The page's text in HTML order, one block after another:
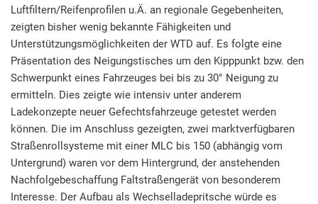
Luftfiltern/Reifenprofilen u.Ä. an regionale Gegebenheiten,
zeigten bisher wenig bekannte Fähigkeiten und
Unterstützungsmöglichkeiten der WTD auf. Es folgte eine
Präsentation des Neigungstisches um den Kipppunkt bzw. den
Schwerpunkt eines Fahrzeuges bei bis zu 30° Neigung zu
ermitteln. Dies zeigte wie intensiv unter anderem
Ladekonzepte neuer Gefechtsfahrzeuge getestet werden
können. Die im Anschluss gezeigten, zwei marktverfügbaren
Straßenrollsysteme mit einer MLC bis 150 (abhängig vom
Untergrund) waren vor dem Hintergrund, der anstehenden
Nachfolgebeschaffung Faltstraßengerät von besonderem
Interesse. Der Aufbau als Wechselladepritsche würde es